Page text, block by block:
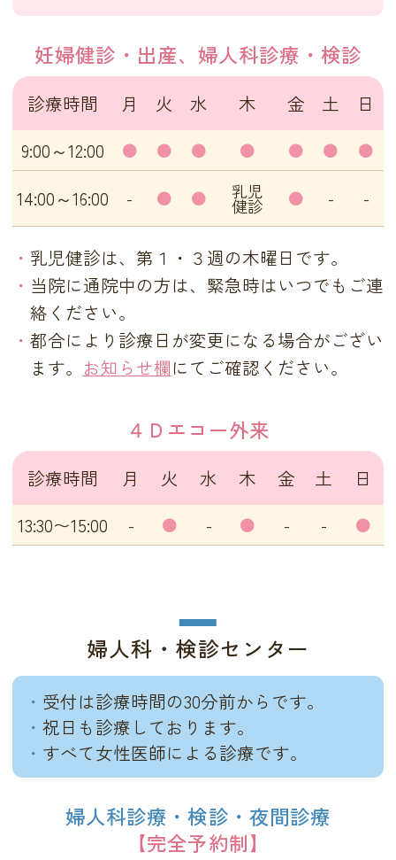
妊婦健診・出産、婦人科診療・検診
乳児健診は、第１・３週の木曜日です。
当院に通院中の方は、緊急時はいつでもご連
絡ください。
都合により診療日が変更になる場合がござい
ます。 お知らせ欄にてご確認ください。
診療時間 月 火 水 木 金 土
日
9:00～12:00
● ● ● ● ● ● ●
14:00～16:00 - ● ● 乳児
健診 ● - -
４Ｄエコー外来
診療時間 月 火 水 木 金 土
日
13:30〜15:00
- ● - ● - - ●
婦人科・検診センター
受付は診療時間の30分前からです。
祝日も診療しております。
すべて女性医師による診療です。
婦人科診療・検診・夜間診療
【完全予約制】